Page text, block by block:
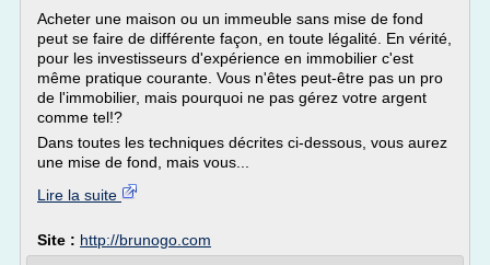
Acheter une maison ou un immeuble sans mise de fond
peut se faire de différente façon, en toute légalité. En vérité,
pour les investisseurs d'expérience en immobilier c'est
même pratique courante. Vous n'êtes peut-être pas un pro
de l'immobilier, mais pourquoi ne pas gérez votre argent
comme tel!?
Dans toutes les techniques décrites ci-dessous, vous aurez
une mise de fond, mais vous...
Lire la suite
Site : http://brunogo.com